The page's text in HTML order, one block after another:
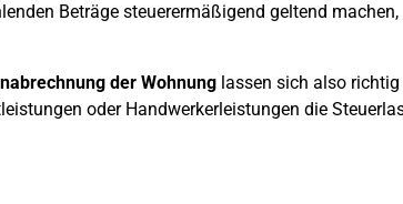
Beträge steuerermäßigend geltend
der Wohnunglassen sich also richtig
oder Handwerkerleistungen die